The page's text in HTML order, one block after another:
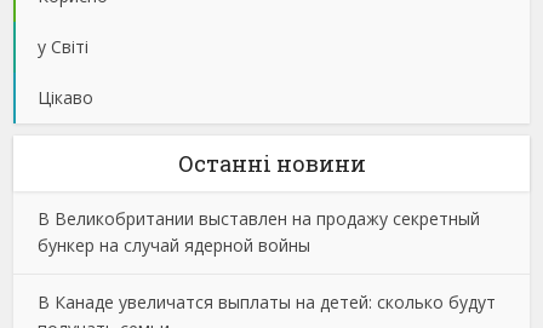
у Світі
Цікаво
Останнi новини
В Великобритании выставлен на продажу секретный
бункер на случай ядерной войны
В Канаде увеличатся выплаты на детей: сколько будут